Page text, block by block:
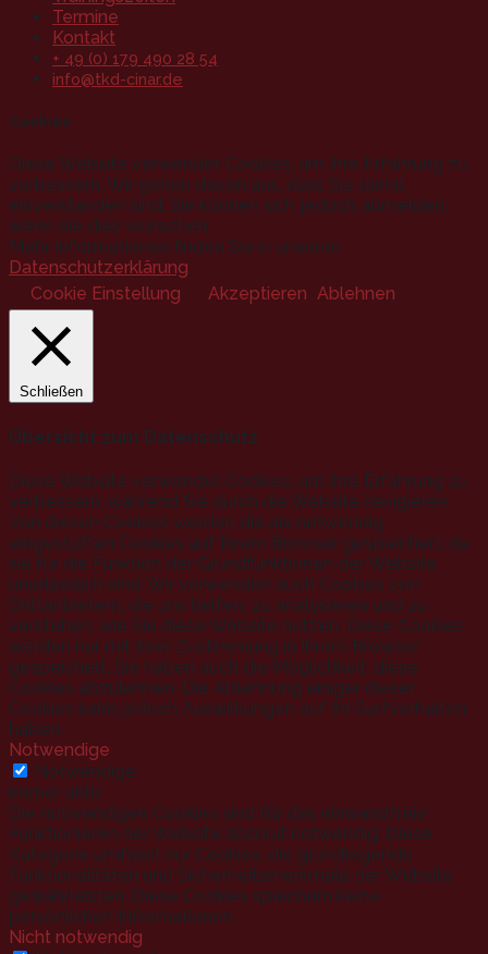
Termine
Kontakt
+ 49 (0) 179 490 28 54
info@tkd-cinar.de
Cookies
Diese Website verwendet Cookies, um Ihre Erfahrung zu
verbessern. Wir gehen davon aus, dass Sie damit
einverstanden sind, Sie können sich jedoch abmelden,
wenn Sie dies wünschen.
Mehr Informationen finden Sie in unseren
Datenschutzerklärung.
Cookie Einstellung
Akzeptieren Ablehnen
Schließen
Übersicht zum Datenschutz
Diese Website verwendet Cookies, um Ihre Erfahrung zu
verbessern, während Sie durch die Website navigieren.
Von diesen Cookies werden die als notwendig
eingestuften Cookies auf Ihrem Browser gespeichert, da
sie für die Funktion der Grundfunktionen der Website
unerlässlich sind. Wir verwenden auch Cookies von
Drittanbietern, die uns helfen, zu analysieren und zu
verstehen, wie Sie diese Website nutzen. Diese Cookies
werden nur mit Ihrer Zustimmung in Ihrem Browser
gespeichert. Sie haben auch die Möglichkeit, diese
Cookies abzulehnen. Die Ablehnung einiger dieser
Cookies kann jedoch Auswirkungen auf Ihr Surfverhalten
haben.
Notwendige
Notwendige
immer aktiv
Die notwendigen Cookies sind für das einwandfreie
Funktionieren der Website absolut notwendig. Diese
Kategorie umfasst nur Cookies, die grundlegende
Funktionalitäten und Sicherheitsmerkmale der Website
gewährleisten. Diese Cookies speichern keine
persönlichen Informationen.
Nicht notwendig